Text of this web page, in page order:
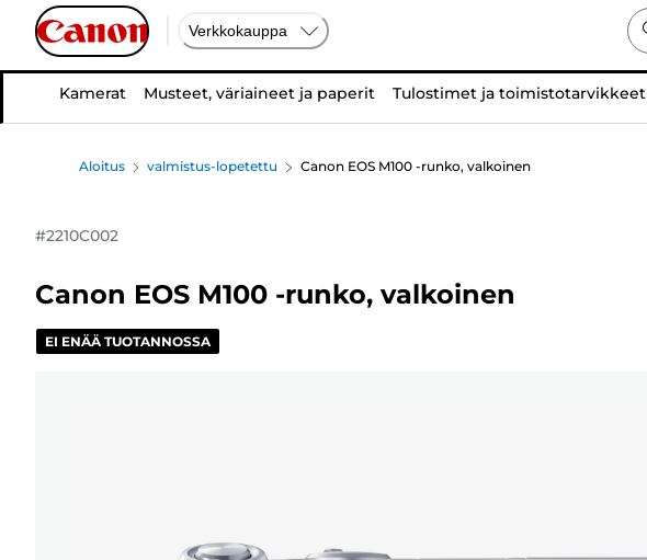
Verkkokauppa
Kamerat Musteet, väriaineet ja paperit Tulostimet ja toimistotarvikkeet
Aloitus valmistus-lopetettu Canon EOS M100 -runko, valkoinen
#2210C002
Canon EOS M100 -runko, valkoinen
EI ENÄÄ TUOTANNOSSA